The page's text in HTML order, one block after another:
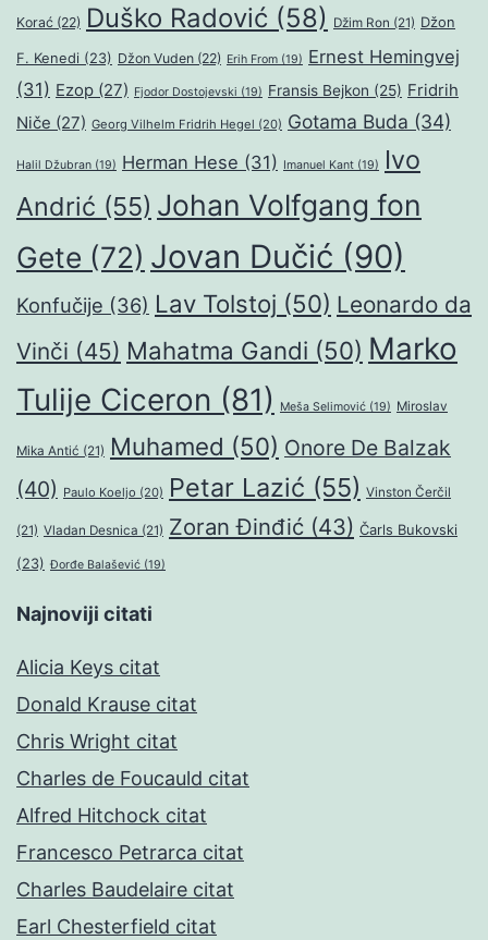
Korać (22) Duško Radović (58) Džim Ron (21) Džon
F. Kenedi (23) Džon Vuden (22) Erih From (19) Ernest Hemingvej
(31) Ezop (27) Fjodor Dostojevski (19) Fransis Bejkon (25) Fridrih
Niče (27) Georg Vilhelm Fridrih Hegel (20) Gotama Buda (34)
Halil Džubran (19) Herman Hese (31) Imanuel Kant (19)
Ivo
Andrić (55) Johan Volfgang fon
Gete (72) Jovan Dučić (90)
Konfučije (36) Lav Tolstoj (50) Leonardo da
Vinči (45) Mahatma Gandi (50) Marko
Tulije Ciceron (81) Meša Selimović (19) Miroslav
Mika Antić (21) Muhamed (50) Onore De Balzak
(40) Paulo Koeljo (20) Petar Lazić (55) Vinston Čerčil
(21) Vladan Desnica (21) Zoran Đinđić (43) Čarls Bukovski
(23) Đorđe Balašević (19)
Najnoviji citati
Alicia Keys citat
Donald Krause citat
Chris Wright citat
Charles de Foucauld citat
Alfred Hitchock citat
Francesco Petrarca citat
Charles Baudelaire citat
Earl Chesterfield citat